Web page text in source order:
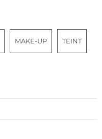
MAKE-UP TEINT